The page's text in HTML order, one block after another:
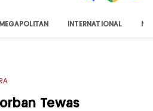
MEGAPOLITAN INTERNATIONAL
Tewas